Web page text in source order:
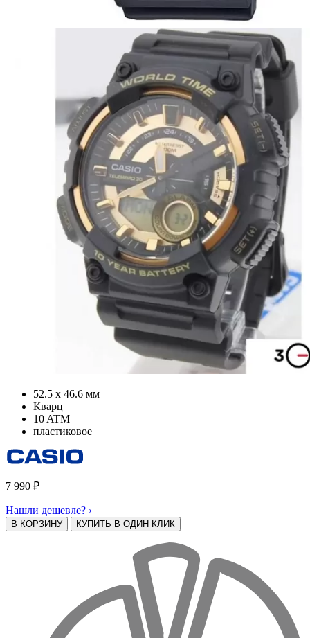
52.5 х 46.6 мм
Кварц
10 ATM
пластиковое
7 990 ₽
Нашли дешевле? ›
В КОРЗИНУ КУПИТЬ В ОДИН КЛИК